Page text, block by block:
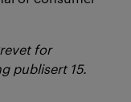
for
publisert 15.